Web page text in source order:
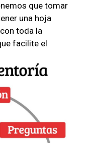
que tomar
una hoja
toda la
facilite el